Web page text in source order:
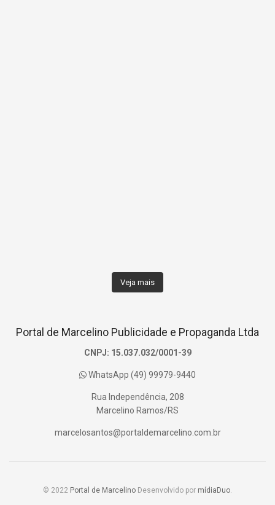
Veja mais
Portal de Marcelino Publicidade e Propaganda Ltda
CNPJ: 15.037.032/0001-39
WhatsApp (49) 99979-9440
Rua Independência, 208
Marcelino Ramos/RS
marcelosantos@portaldemarcelino.com.br
© 2022 Portal de Marcelino Desenvolvido por mídiaDuo